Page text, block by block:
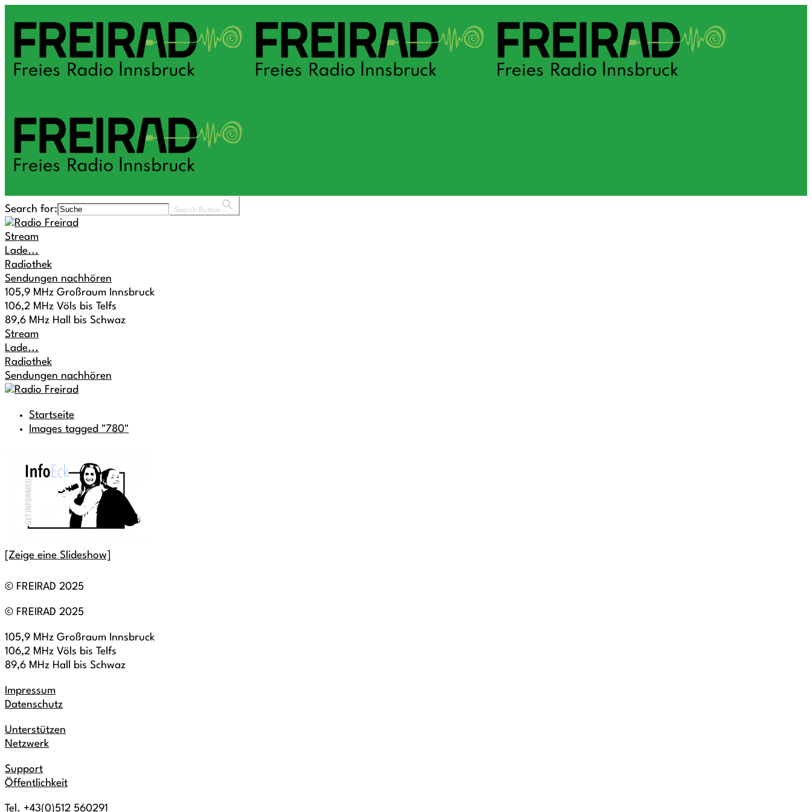
Search for: Search Button
Stream
Lade...
Radiothek
Sendungen nachhören
105,9 MHz Großraum Innsbruck
106,2 MHz Völs bis Telfs
89,6 MHz Hall bis Schwaz
Stream
Lade...
Radiothek
Sendungen nachhören
Startseite
Images tagged "780"
[Zeige eine Slideshow]
© FREIRAD 2025
© FREIRAD 2025
105,9 MHz Großraum Innsbruck
106,2 MHz Völs bis Telfs
89,6 MHz Hall bis Schwaz
Impressum
Datenschutz
Unterstützen
Netzwerk
Support
Öffentlichkeit
Tel. +43(0)512 560291